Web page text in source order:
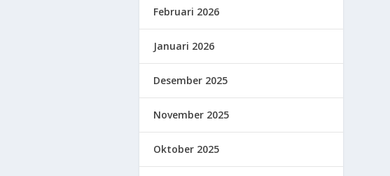
Februari 2026
Januari 2026
Desember 2025
November 2025
Oktober 2025